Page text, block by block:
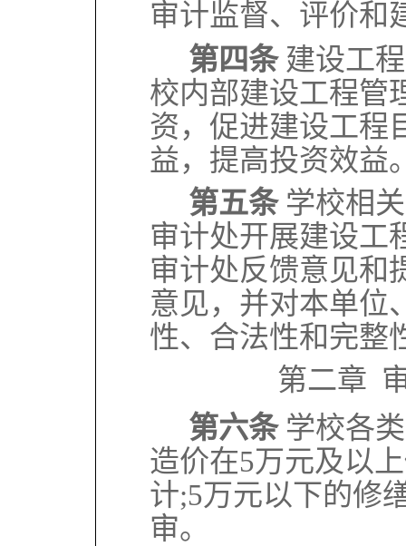
审计监督、评价和
第四条 建设工
校内部建设工程管
资，促进建设工程
益，提高投资效益
第五条 学校相
审计处开展建设工
审计处反馈意见和
意见，并对本单位
性、合法性和完整
第二章
第六条 学校各
造价在5万元及以
计;5万元以下的修
审。